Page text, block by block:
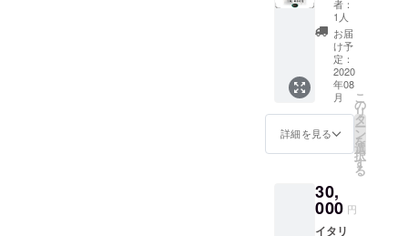
関係で
１週間
前まで
のご予
約とな
りま
す。 ＊
ご使用
０２０
年９月
２１年
２月末
日まで
追加料
金にて
お求め
いただ
けま
す。 ＊
他の食
事券や
クーポ
可 ＊
パー
事券で
のお支
払いに
なる場
合はお
釣りが
発生致
しませ
んので
所持し
ていた
だいて
トゥー
ナ
10,000
円 御
食事券
10,000
円の御
食事券
を発送
させて
頂きま
当店で
のお食
事代と
してご
者：
1人
お届
け予
定：
2020
年08
月
詳細を見る
こ
の
リ
タ
ー
ン
を
選
択
す
る
30,
000 円
イタリ